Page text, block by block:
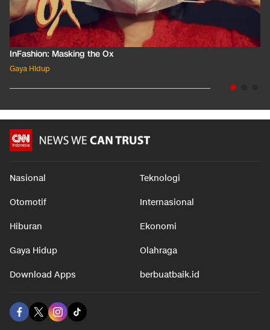
InFashion: Masking the Ox
Gaya Hidup
Nasional Teknologi
Otomotif Internasional
Hiburan Ekonomi
Gaya Hidup Olahraga
Download Apps berbuatbaik.id